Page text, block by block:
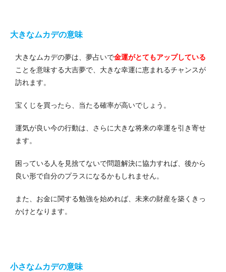
大きなムカデの意味
大きなムカデの夢は、夢占いで金運がとてもアップしている
ことを意味する大吉夢で、大きな幸運に恵まれるチャンスが
訪れます。
宝くじを買ったら、当たる確率が高いでしょう。
運気が良い今の行動は、さらに大きな将来の幸運を引き寄せ
ます。
困っている人を見捨てないで問題解決に協力すれば、後から
良い形で自分のプラスになるかもしれません。
また、お金に関する勉強を始めれば、未来の財産を築くきっ
かけとなります。
小さなムカデの意味